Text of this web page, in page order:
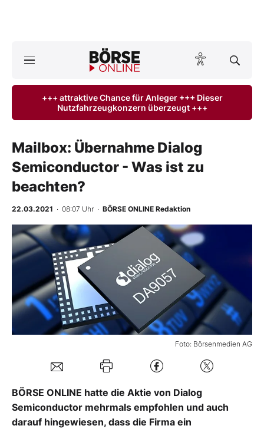
ktuelle Ausgabe BÖRSE ONLINE lesen
Anlageprodukte
Finanz-Check
BO-Musterdepots
Experten
Mein B:O
Mein Konto
Folgen Sie uns
Kontakt
+++ attraktive Chance für Anleger +++ Dieser
Nutzfahrzeugkonzern überzeugt +++
Mailbox: Übernahme Dialog
Semiconductor - Was ist zu
beachten?
22.03.2021 · 08:07 Uhr · BÖRSE ONLINE Redaktion
Foto: Börsenmedien AG
BÖRSE ONLINE hatte die Aktie von Dialog
Semiconductor mehrmals empfohlen und auch
darauf hingewiesen, dass die Firma ein